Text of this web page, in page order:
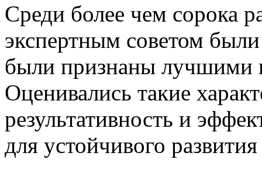
Среди более чем сорока
экспертным советом
были признаны лучшими
Оценивались такие
результативность и
для устойчивого